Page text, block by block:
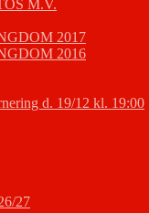
M.V.
2017
2016
d. 19/12 kl. 19:00
27